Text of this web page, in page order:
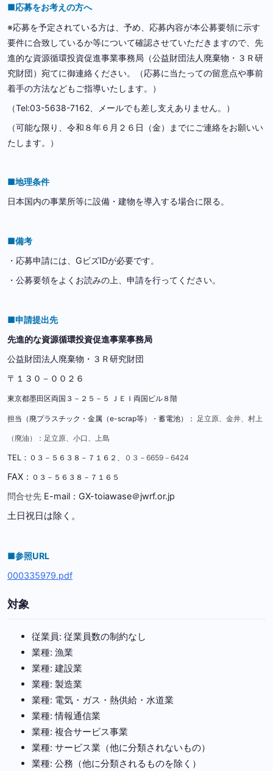
■応募をお考えの方へ
※応募を予定されている方は、予め、応募内容が本公募要領に示す
要件に合致しているか等について確認させていただきますので、先
進的な資源循環投資促進事業事務局（公益財団法人廃棄物・３Ｒ研
究財団）宛てに御連絡ください。（応募に当たっての留意点や事前
着手の方法などもご指導いたします。）
（Tel:03-5638-7162、メールでも差し支えありません。）
（可能な限り、令和８年６月２６日（金）までにご連絡をお願いい
たします。）
■地理条件
日本国内の事業所等に設備・建物を導入する場合に限る。
■備考
・応募申請には、GビズIDが必要です。
・公募要領をよくお読みの上、申請を行ってください。
■申請提出先
先進的な資源循環投資促進事業事務局
公益財団法人廃棄物・３Ｒ研究財団
〒１３０－００２６
東京都墨田区両国３－２５－５ ＪＥＩ両国ビル８階
担当（廃プラスチック・金属（e-scrap等）・蓄電池）： 足立原、金井、村上
（廃油）：足立原、小口、上島
TEL： ０３－５６３８－７１６２、 ０３－6659－6424
FAX： ０３－５６３８－７１６５
問合せ先 E-mail：GX-toiawase＠jwrf.or.jp
土日祝日は除く。
■参照URL
000335979.pdf
対象
従業員: 従業員数の制約なし
業種: 漁業
業種: 建設業
業種: 製造業
業種: 電気・ガス・熱供給・水道業
業種: 情報通信業
業種: 複合サービス事業
業種: サービス業（他に分類されないもの）
業種: 公務（他に分類されるものを除く）